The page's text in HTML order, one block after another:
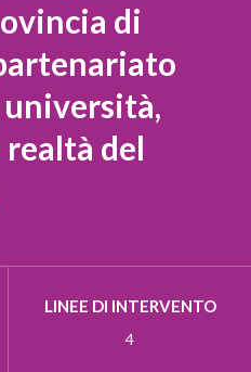
di
realtà del
LINEE DI INTERVENTO
4